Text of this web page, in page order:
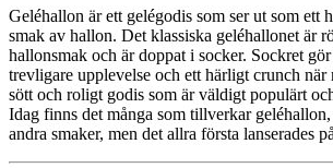
Geléhallon är ett gelégodis som ser ut som ett
smak av hallon. Det klassiska geléhallonet är
hallonsmak och är doppat i socker. Sockret
trevligare upplevelse och ett härligt crunch när
sött och roligt godis som är väldigt populärt
Idag finns det många som tillverkar
andra smaker, men det allra första lanserades